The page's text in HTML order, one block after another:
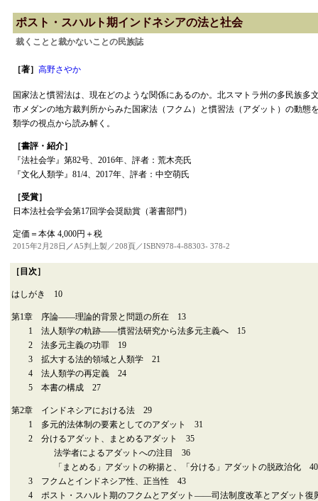
ポスト・スハルト期インドネシアの法と社会
裁くことと裁かないことの民族誌
［著］ 高野さやか
国家法と慣習法は、現在どのような関係にあるのか。北スマトラ州の多民族多
市メダンの地方裁判所からみた国家法（フクム）と慣習法（アダット）の動態
類学の視点から読み解く。
［書評・紹介］
『法社会学』第82号、2016年、評者：荒木亮氏
『文化人類学』81/4、2017年、評者：中空萌氏
［受賞］
日本法社会学会第17回学会奨励賞（著書部門）
定価＝本体 4,000円＋税
2015年2月28日 ／ A5判上製／208頁／ISBN978-4-88303- 378-2
［目次］
はしがき 10
第1章 序論――理論的背景と問題の所在 13
1 法人類学の軌跡――慣習法研究から法多元主義へ 15
2 法多元主義の功罪 19
3 拡大する法的領域と人類学 21
4 法人類学の再定義 24
5 本書の構成 27
第2章 インドネシアにおける法 29
1 多元的法体制の要素としてのアダット 31
2 分けるアダット、まとめるアダット 35
法学者によるアダットへの注目 36
「まとめる」アダットの称揚と、「分ける」アダットの脱政治化 40
3 フクムとインドネシア性、正当性 43
4 ポスト・スハルト期のフクムとアダット――司法制度改革とアダット復